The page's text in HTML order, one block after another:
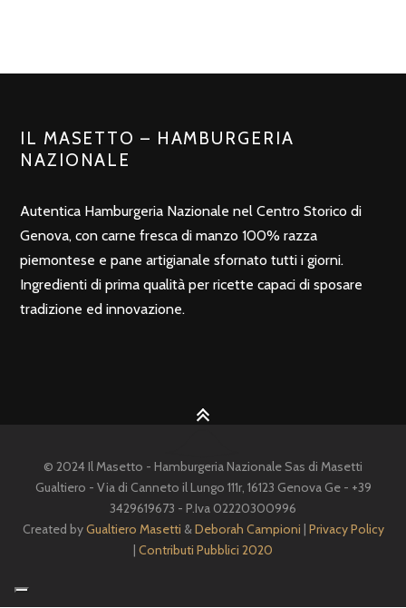
IL MASETTO – HAMBURGERIA
NAZIONALE
Autentica Hamburgeria Nazionale nel Centro Storico di
Genova, con carne fresca di manzo 100% razza
piemontese e pane artigianale sfornato tutti i giorni.
Ingredienti di prima qualità per ricette capaci di sposare
tradizione ed innovazione.
© 2024 Il Masetto - Hamburgeria Nazionale Sas di Masetti
Gualtiero - Via di Canneto il Lungo 111r, 16123 Genova Ge - +39
3429619673 - P.Iva 02220300996
Created byGualtiero Masetti &Deborah Campioni | Privacy Policy
| Contributi Pubblici 2020